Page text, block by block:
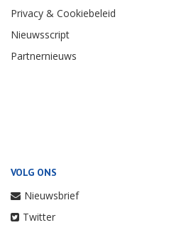
Privacy & Cookiebeleid
Nieuwsscript
Partnernieuws
VOLG ONS
Nieuwsbrief
Twitter